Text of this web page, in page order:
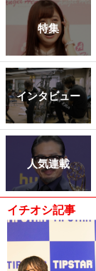
特集
インタビュー
人気連載
イチオシ記事